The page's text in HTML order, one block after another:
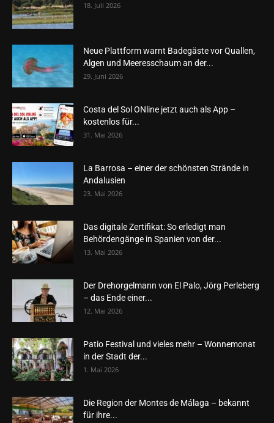
18. Juli 2026
Neue Plattform warnt Badegäste vor Quallen,
Algen und Meeresschaum an der...
29. Juni 2026
Costa del Sol ONline jetzt auch als App –
kostenlos für...
31. Mai 2026
La Barrosa – einer der schönsten Strände in
Andalusien
23. Mai 2026
Das digitale Zertifikat: So erledigt man
Behördengänge in Spanien von der...
13. Mai 2026
Der Drehorgelmann von El Palo, Jörg Perleberg
– das Ende einer...
12. Mai 2026
Patio Festival und vieles mehr – Wonnemonat
in der Stadt der...
1. Mai 2026
Die Region der Montes de Málaga – bekannt
für ihre...